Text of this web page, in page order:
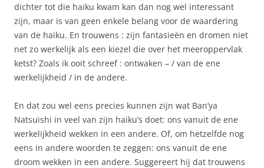
dichter tot die haiku kwam kan dan nog wel interessant
zijn, maar is van geen enkele belang voor de waardering
van de haiku. En trouwens : zijn fantasieën en dromen niet
net zo werkelijk als een kiezel die over het meeroppervlak
ketst? Zoals ik ooit schreef : ontwaken – / van de ene
werkelijkheid / in de andere.
En dat zou wel eens precies kunnen zijn wat Ban’ya
Natsuishi in veel van zijn haiku’s doet: ons vanuit de ene
werkelijkheid wekken in een andere. Of, om hetzelfde nog
eens in andere woorden te zeggen: ons vanuit de ene
droom wekken in een andere. Suggereert hij dat trouwens